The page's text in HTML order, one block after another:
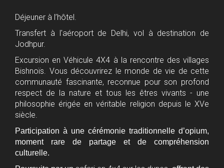
Déjeuner à l’hôtel.
Transfert à l'aéroport de Delhi, vol à destination de
Jodhpur.
Excursion en Véhicule 4X4 à la rencontre des villages
Bishnoïs. Vous découvrirez le monde de vie de cette
communauté fascinante, reconnue pour son profond
respect de la nature et tous les êtres vivants - une
philosophie érigée en véritable religion depuis le XVe
siècle.
Participation à une cérémonie traditionnelle d’opium,
moment rare de partage et de compréhension
culturelle.